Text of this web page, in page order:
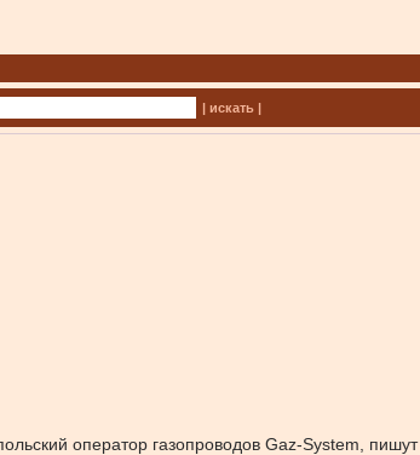
| искать |
оператор газопроводов Gaz-System, пишут